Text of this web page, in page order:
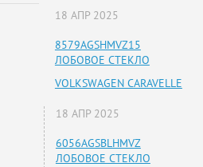
18 АПР 2025
8579AGSHMVZ15
ЛОБОВОЕ СТЕКЛО
VOLKSWAGEN CARAVELLE
18 АПР 2025
6056AGSBLHMVZ
ЛОБОВОЕ СТЕКЛО